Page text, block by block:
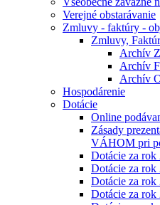
Verejné obstarávanie
Zmluvy - faktúry -
Zmluvy,
Archív
Archív
Archív
Hospodárenie
Dotácie
Online
Zásady
VÁHOM pri
Dotácie za rok
Dotácie za rok
Dotácie za rok
Dotácie za rok